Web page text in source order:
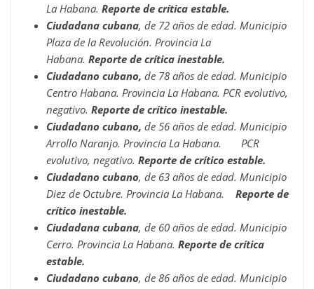
La Habana. Reporte de crítica estable.
Ciudadana cubana, de 72 años de edad. Municipio
Plaza de la Revolución. Provincia La
Habana. Reporte de crítica inestable.
Ciudadano cubano, de 78 años de edad. Municipio
Centro Habana. Provincia La Habana. PCR evolutivo,
negativo. Reporte de crítico inestable.
Ciudadano cubano, de 56 años de edad. Municipio
Arrollo Naranjo. Provincia La Habana. PCR
evolutivo, negativo. Reporte de crítico estable.
Ciudadano cubano, de 63 años de edad. Municipio
Diez de Octubre. Provincia La Habana. Reporte de
crítico inestable.
Ciudadana cubana, de 60 años de edad. Municipio
Cerro. Provincia La Habana. Reporte de crítica
estable.
Ciudadano cubano, de 86 años de edad. Municipio